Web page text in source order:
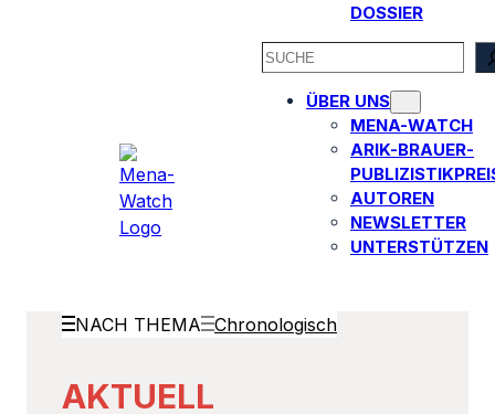
DOSSIER
SEARCH
ÜBER UNS
MENA-WATCH
ARIK-BRAUER-
AUTOREN​
NEWSLETTER
UNTERSTÜTZEN
NACH THEMA Chronologisch
AKTUELL